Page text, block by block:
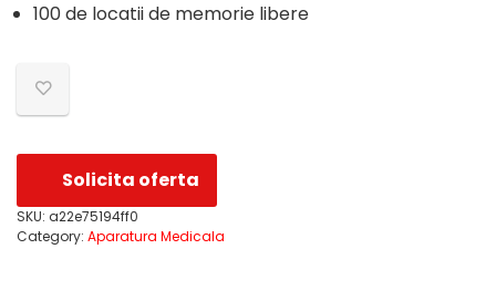
100 de locatii de memorie libere
Solicita oferta
SKU: a22e75194ff0
Category: Aparatura Medicala